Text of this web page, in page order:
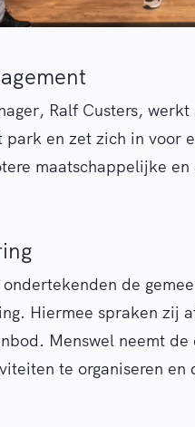
Ralf Custers,
park en zet zich in voor
maatschappelijke
de
Hiermee spraken zij
Menswel neemt
te organiseren en